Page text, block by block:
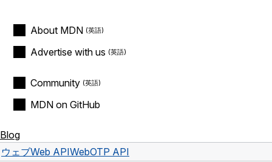
About MDN
Advertise with us
Community
MDN on GitHub
Blog
ウェブWeb APIWebOTP API